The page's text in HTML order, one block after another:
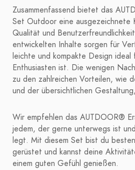
Zusammenfassend bietet das
Set Outdoor eine ausgezeichnete
Qualität und
entwickelten Inhalte sorgen für
leichte und kompakte Design
Enthusiasten ist. Die wenigen
zu den zahlreichen Vorteilen, wie
und der übersichtlichen
Wir empfehlen das AUTDOOR®
jedem, der gerne unterwegs ist
legt. Mit diesem Set bist du
gerüstet und kannst deine
einem guten Gefühl genießen.